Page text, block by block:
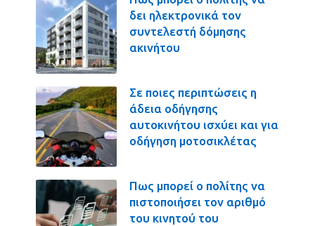
δει ηλεκτρονικά τον
συντελεστή δόμησης
ακινήτου
Σε ποιες περιπτώσεις η
άδεια οδήγησης
αυτοκινήτου ισχύει και για
οδήγηση μοτοσικλέτας
Πως μπορεί ο πολίτης να
πιστοποιήσει τον αριθμό
του κινητού του